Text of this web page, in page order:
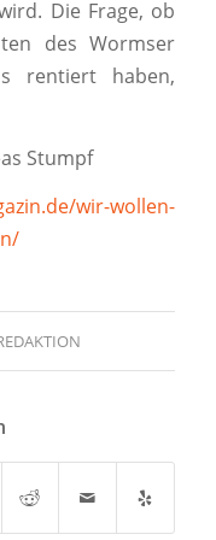
Die Frage, ob
des Wormser
rentiert haben,
Stumpf
wir-wollen-